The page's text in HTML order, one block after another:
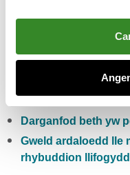
Gwirio lefelau
Darganfod beth yw
Gweld ardaloedd lle
rhybuddion llifogydd